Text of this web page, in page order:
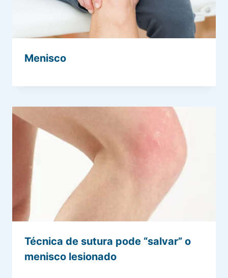
Menisco
Técnica de sutura pode “salvar” o
menisco lesionado